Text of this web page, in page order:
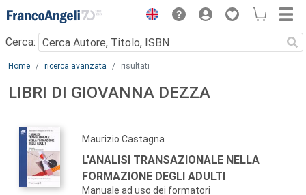
Menu
Cerca:
Main content
Home ricerca avanzata risultati
LIBRI DI GIOVANNA DEZZA
Maurizio Castagna
L'ANALISI TRANSAZIONALE NELLA
FORMAZIONE DEGLI ADULTI
Manuale ad uso dei formatori